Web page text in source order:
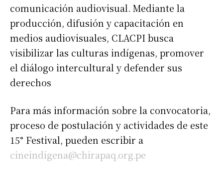
comunicación audiovisual. Mediante la
producción, difusión y capacitación en
medios audiovisuales, CLACPI busca
visibilizar las culturas indígenas, promover
el diálogo intercultural y defender sus
derechos
Para más información sobre la convocatoria,
proceso de postulación y actividades de este
15° Festival, pueden escribir a
cineindigena@chirapaq.org.pe